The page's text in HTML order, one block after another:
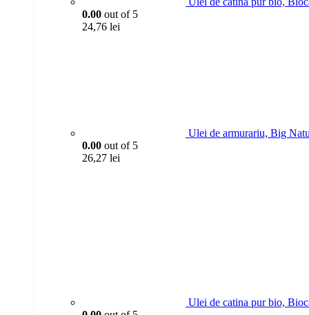
0.00 out of 5
24,76 lei
Ulei de armurariu, Big
0.00 out of 5
26,27 lei
Ulei de catina pur bio,